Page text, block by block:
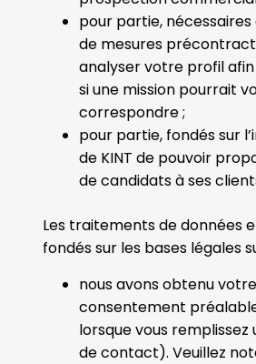
pour partie, nécessaires
de mesures
analyser votre profil
si une mission pourrait
correspondre ;
pour partie, fondés sur
de KINT de pouvoir
de candidats à ses
Les traitements de données
fondés sur les bases légales
nous avons obtenu votre
consentement
lorsque vous
de contact). Veuillez